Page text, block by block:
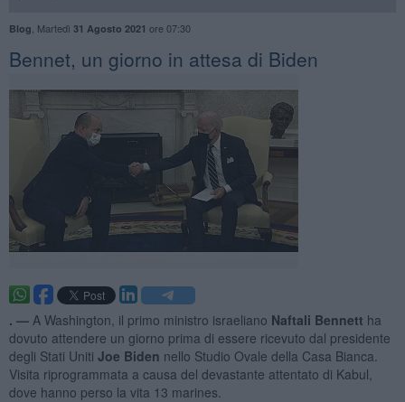
Blog Martedì 31 Agosto 2021 ore 07:30
Bennet, un giorno in attesa di Biden
. — A Washington, il primo ministro israeliano Naftali Bennett ha
dovuto attendere un giorno prima di essere ricevuto dal presidente
degli Stati Uniti Joe Biden nello Studio Ovale della Casa Bianca.
Visita riprogrammata a causa del devastante attentato di Kabul,
dove hanno perso la vita 13 marines.